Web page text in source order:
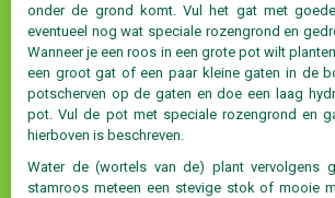
onder de grond komt. Vul het gat met
eventueel nog wat speciale rozengrond en
Wanneer je een roos in een grote pot wilt
een groot gat of een paar kleine gaten in de
potscherven op de gaten en doe een laag
pot. Vul de pot met speciale rozengrond en
hierboven is beschreven.
Water de (wortels van de) plant vervolgens
stamroos meteen een stevige stok of mooie